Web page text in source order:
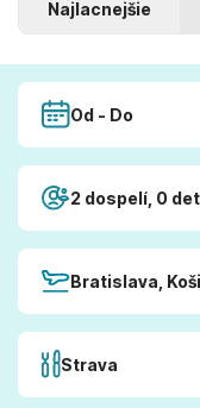
Najlacnejšie
Od - Do
2 dospelí, 0
Bratislava,
Strava